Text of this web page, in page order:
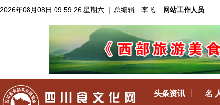
2026年08月08日 09:59:26 星期六 | 总编辑：李飞 网站工作人员
头条资讯 名